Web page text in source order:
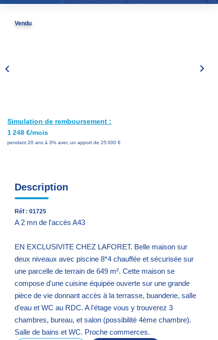
CONTACT
Vendu
Simulation de remboursement :
1 248 €/mois
pendant 20 ans à 3% avec un apport de 25 000 €
Description
Réf : 01725
A 2 mn de l'accès A43
EN EXCLUSIVITE CHEZ LAFORET. Belle maison sur
deux niveaux avec piscine 8*4 chauffée et sécurisée sur
une parcelle de terrain de 649 m². Cette maison se
compose d'une cuisine équipée ouverte sur une grande
pièce de vie donnant accès à la terrasse, buanderie, salle
d'eau et WC au RDC. A l'étage vous y trouverez 3
chambres, bureau, et salon (possibilité 4ème chambre).
Salle de bains et WC. Proche commerces.